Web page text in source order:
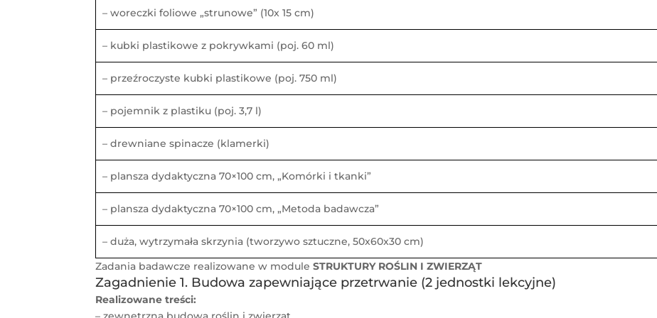
– woreczki foliowe „strunowe” (10x 15 cm)
– kubki plastikowe z pokrywkami (poj. 60 ml)
– przeźroczyste kubki plastikowe (poj. 750 ml)
– pojemnik z plastiku (poj. 3,7 l)
– drewniane spinacze (klamerki)
– plansza dydaktyczna 70×100 cm, „Komórki i tkanki”
– plansza dydaktyczna 70×100 cm, „Metoda badawcza”
– duża, wytrzymała skrzynia (tworzywo sztuczne, 50x60x30 cm)
Zadania badawcze realizowane w moduleSTRUKTURY ROŚLIN I ZWIERZĄT
Zagadnienie 1. Budowa zapewniające przetrwanie (2 jednostki lekcyjne)
Realizowane treści: